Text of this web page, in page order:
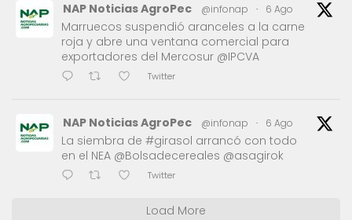
NAP Noticias AgroPec @infonap · 6 Ago
Marruecos suspendió aranceles a la carne
roja y abre una ventana comercial para
exportadores del Mercosur @IPCVA
Twitter
NAP Noticias AgroPec @infonap · 6 Ago
La siembra de #girasol arrancó con todo
en el NEA @Bolsadecereales @asagirok
Twitter
Load More